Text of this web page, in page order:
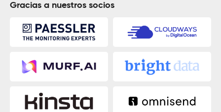
Gracias a nuestros socios